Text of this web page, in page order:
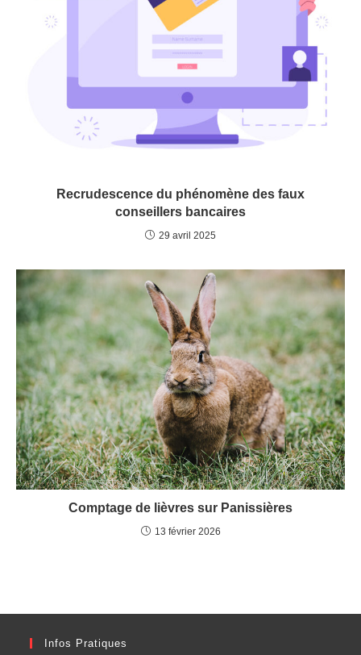
Recrudescence du phénomène des faux
conseillers bancaires
29 avril 2025
Comptage de lièvres sur Panissières
13 février 2026
Infos Pratiques